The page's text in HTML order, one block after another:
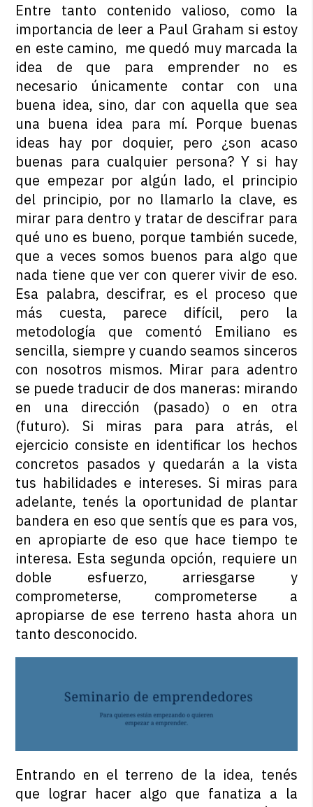
Entre tanto contenido valioso, como la
importancia de leer a Paul Graham si estoy
en este camino, me quedó muy marcada la
idea de que para emprender no es
necesario únicamente contar con una
buena idea, sino, dar con aquella que sea
una buena idea para mí. Porque buenas
ideas hay por doquier, pero ¿son acaso
buenas para cualquier persona? Y si hay
que empezar por algún lado, el principio
del principio, por no llamarlo la clave, es
mirar para dentro y tratar de descifrar para
qué uno es bueno, porque también sucede,
que a veces somos buenos para algo que
nada tiene que ver con querer vivir de eso.
Esa palabra, descifrar, es el proceso que
más cuesta, parece difícil, pero la
metodología que comentó Emiliano es
sencilla, siempre y cuando seamos sinceros
con nosotros mismos. Mirar para adentro
se puede traducir de dos maneras: mirando
en una dirección (pasado) o en otra
(futuro). Si miras para para atrás, el
ejercicio consiste en identificar los hechos
concretos pasados y quedarán a la vista
tus habilidades e intereses. Si miras para
adelante, tenés la oportunidad de plantar
bandera en eso que sentís que es para vos,
en apropiarte de eso que hace tiempo te
interesa. Esta segunda opción, requiere un
doble esfuerzo, arriesgarse y
comprometerse, comprometerse a
apropiarse de ese terreno hasta ahora un
tanto desconocido.
Entrando en el terreno de la idea, tenés
que lograr hacer algo que fanatiza a la